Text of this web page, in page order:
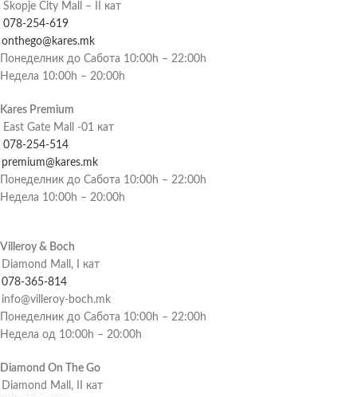
Skopje City Mall – II кат
078-254-619
onthego@kares.mk
Понеделник до Сабота 10:00h – 22:00h
Недела 10:00h – 20:00h
Kares Premium
East Gate Mall -01 кат
078-254-514
premium@kares.mk
Понеделник до Сабота 10:00h – 22:00h
Недела 10:00h – 20:00h
Villeroy & Boch
Diamond Mall, I кат
078-365-814
info@villeroy-boch.mk
Понеделник до Сабота 10:00h – 22:00h
Недела од 10:00h – 20:00h
Diamond On The Go
Diamond Mall, II кат